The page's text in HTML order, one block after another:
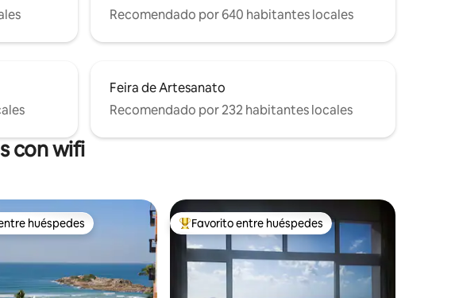
Recomendado por 640 habitantes locales
Feira de Artesanato
Recomendado por 232 habitantes locales
con wifi
en Favorito entre huéspedes
huéspedes De los mejores en Favorito entre huéspedes
Favorito entre huéspedes